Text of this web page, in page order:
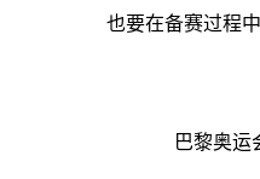
也要在备赛过程
巴黎奥运